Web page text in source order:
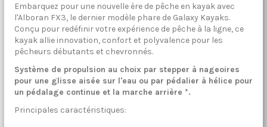
Embarquez pour une nouvelle ère de pêche en kayak avec
l'Alboran FX3, le dernier modèle phare de Galaxy Kayaks.
Conçu pour redéfinir votre expérience de pêche à la ligne, ce
kayak allie innovation, confort et polyvalence pour les
pêcheurs débutants et chevronnés.
Système de propulsion au choix par stepper à nageoires
pour une glisse aisée sur l'eau ou par pédalier à hélice pour
un pédalage continue et la marche arrière *.
Principales caractéristiques: